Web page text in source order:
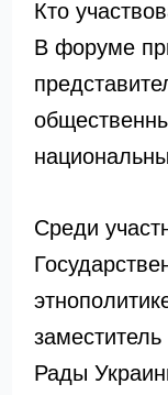
Кто
В форуме
Среди
Рады